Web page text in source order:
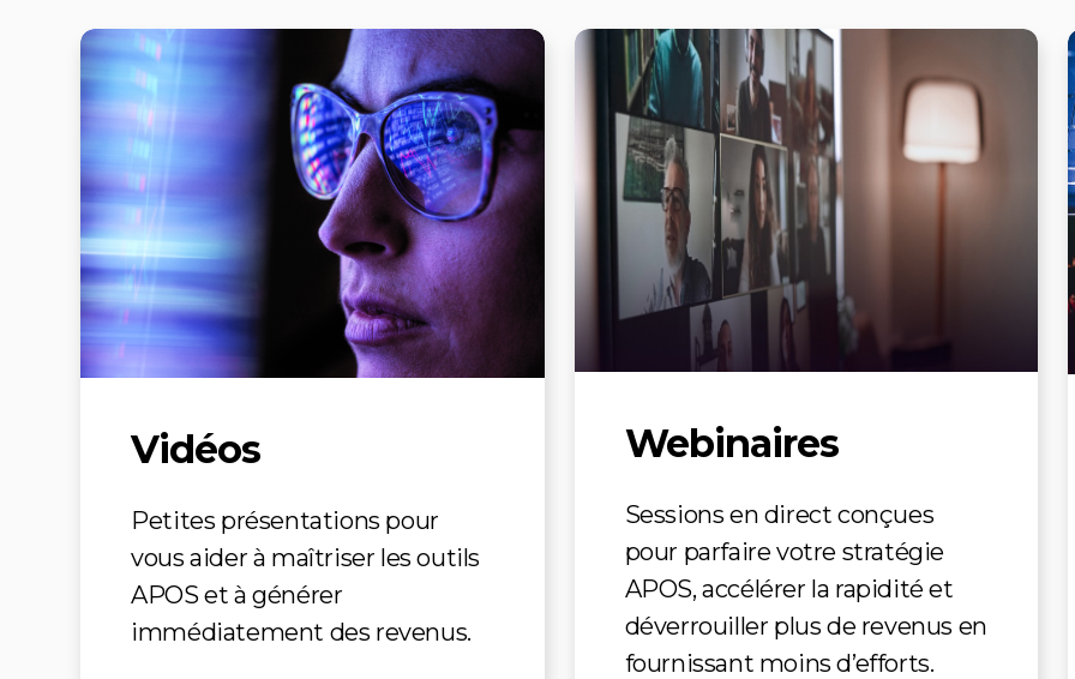
Vidéos
Petites présentations pour
vous aider à maîtriser les outils
APOS et à générer
immédiatement des revenus.
Webinaires
Sessions en direct conçues
pour parfaire votre stratégie
APOS, accélérer la rapidité et
déverrouiller plus de revenus en
fournissant moins d’efforts.